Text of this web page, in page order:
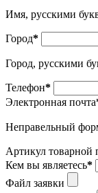
Имя, русскими
Город*
Город, русскими
Телефон*
Электронная почта
Неправельный
Артикул товарной
Кем вы являетесь*
Файл заявки